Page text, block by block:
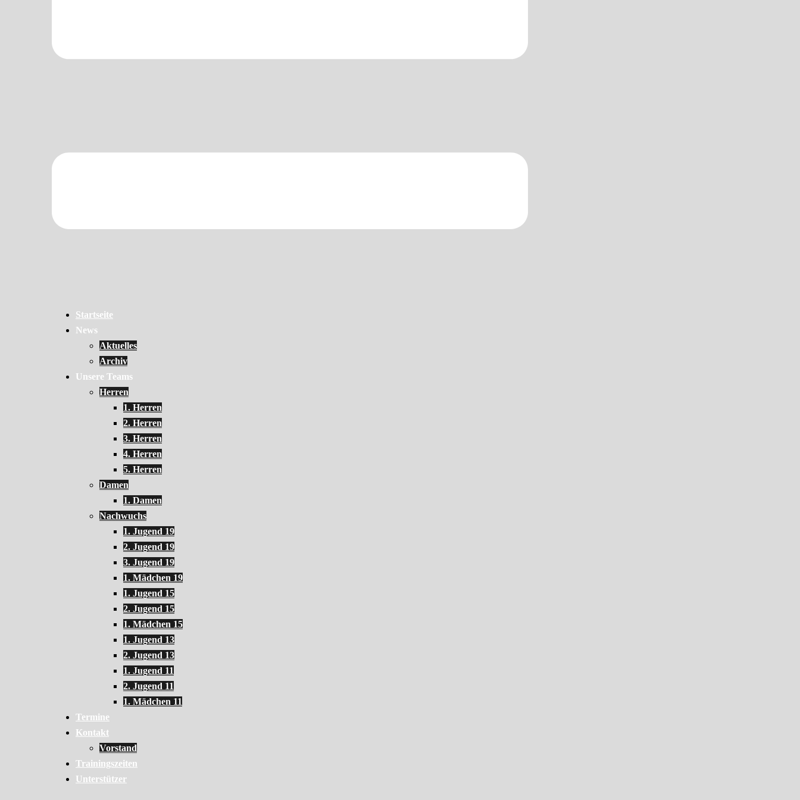
Startseite
News
Aktuelles
Archiv
Unsere Teams
Herren
1. Herren
2. Herren
3. Herren
4. Herren
5. Herren
Damen
1. Damen
Nachwuchs
1. Jugend 19
2. Jugend 19
3. Jugend 19
1. Mädchen 19
1. Jugend 15
2. Jugend 15
1. Mädchen 15
1. Jugend 13
2. Jugend 13
1. Jugend 11
2. Jugend 11
1. Mädchen 11
Termine
Kontakt
Vorstand
Trainingszeiten
Unterstützer